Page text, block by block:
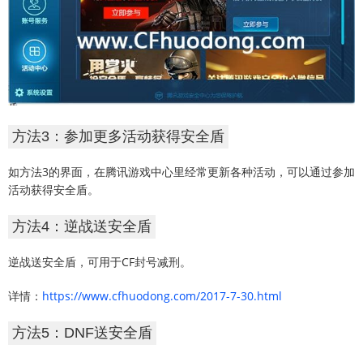
方法3：参加更多活动获得安全盾
如方法3的界面，在腾讯游戏中心里经常更新各种活动，可以通过参加
活动获得安全盾。
方法4：逆战送安全盾
逆战送安全盾，可用于CF封号减刑。
详情： https://www.cfhuodong.com/2017-7-30.html
方法5：DNF送安全盾